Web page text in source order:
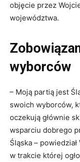
objęcie przez
województwa.
wyborców
– Moją partią jest
swoich wyborców,
oczekują głównie
wsparciu dobrego
Śląska –
w trakcie której